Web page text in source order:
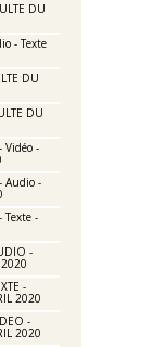
DU
- Texte
DU
DU
Vidéo -
Audio -
Texte -
-
-
2020
-
2020